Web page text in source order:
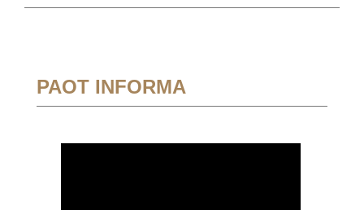
PAOT INFORMA